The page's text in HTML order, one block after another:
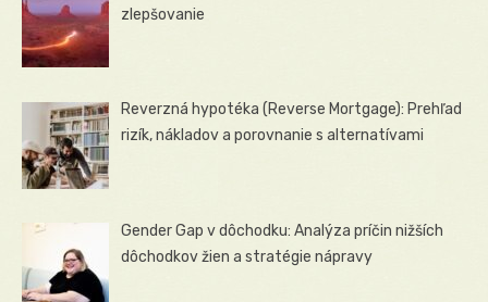
zlepšovanie
Reverzná hypotéka (Reverse Mortgage): Prehľad
rizík, nákladov a porovnanie s alternatívami
Gender Gap v dôchodku: Analýza príčin nižších
dôchodkov žien a stratégie nápravy